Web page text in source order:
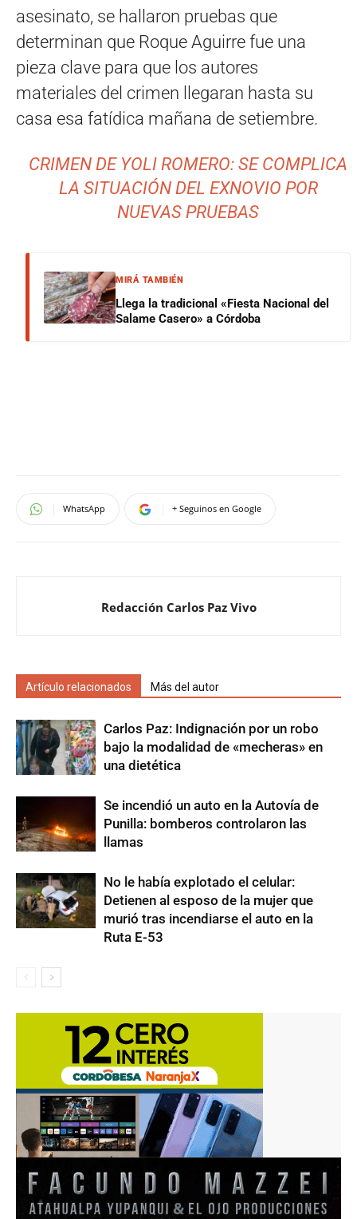
asesinato, se hallaron pruebas que
determinan que Roque Aguirre fue una
pieza clave para que los autores
materiales del crimen llegaran hasta su
casa esa fatídica mañana de setiembre.
CRIMEN DE YOLI ROMERO: SE COMPLICA
LA SITUACIÓN DEL EXNOVIO POR
NUEVAS PRUEBAS
MIRÁ TAMBIÉN
Llega la tradicional «Fiesta Nacional del
Salame Casero» a Córdoba
WhatsApp + Seguinos en Google
Redacción Carlos Paz Vivo
Artículo relacionados Más del autor
Carlos Paz: Indignación por un robo
bajo la modalidad de «mecheras» en
una dietética
Se incendió un auto en la Autovía de
Punilla: bomberos controlaron las
llamas
No le había explotado el celular:
Detienen al esposo de la mujer que
murió tras incendiarse el auto en la
Ruta E-53